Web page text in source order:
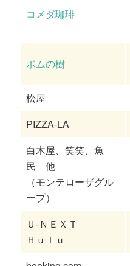
コメダ珈琲
ポムの樹
松屋
PIZZA-LA
白木屋、笑笑、魚
民 他
（モンテローザグル
ープ）
Ｕ‐ＮＥＸＴ
Ｈｕｌｕ